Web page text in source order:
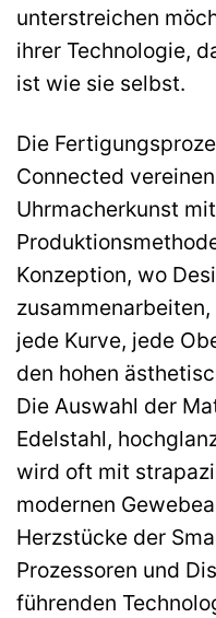
unterstreichen
ihrer Technologie,
ist wie sie selbst.
Die
Connected
Uhrmacherkunst
Konzeption, wo
jede Kurve, jede
den hohen
Die Auswahl der
Edelstahl,
wird oft mit
modernen
Herzstücke der
Prozessoren und
führenden